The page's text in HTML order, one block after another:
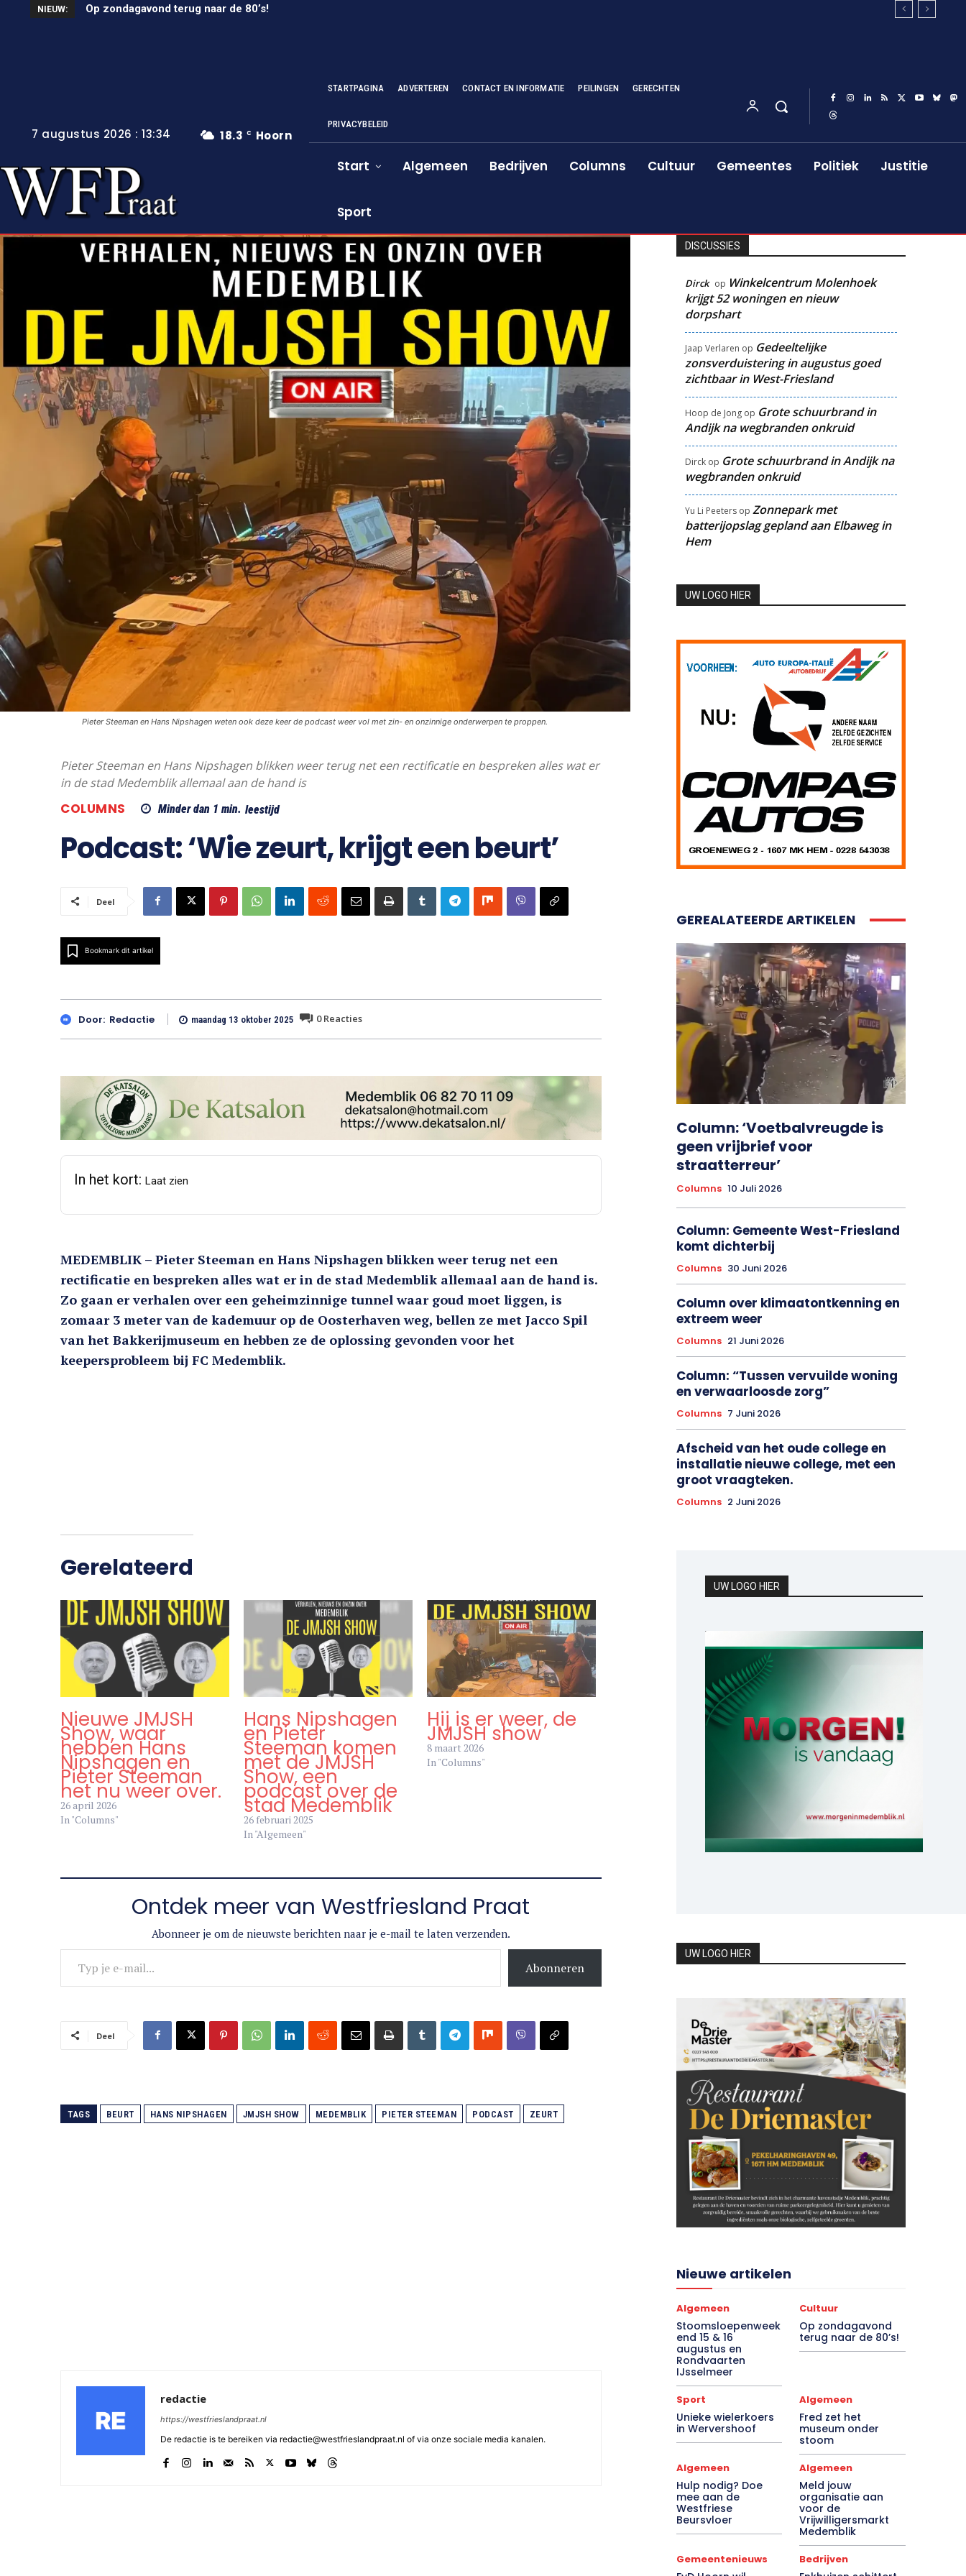
NIEUW: Op zondagavond terug naar de 80’s!
Unieke wielerkoers in Wervershoof
18.3 C Hoorn
7 augustus 2026 : 13:34
STARTPAGINA ADVERTEREN CONTACT EN INFORMATIE PEILINGEN GERECHTEN
PRIVACYBELEID
Start Algemeen Bedrijven Columns Cultuur Gemeentes Politiek Justitie
Sport
Pieter Steeman en Hans Nipshagen weten ook deze keer de podcast weer vol met zin- en onzinnige onderwerpen te proppen.
Pieter Steeman en Hans Nipshagen blikken weer terug net een rectificatie en bespreken alles wat er
in de stad Medemblik allemaal aan de hand is
COLUMNS Minder dan 1 min. leestijd
Podcast: ‘Wie zeurt, krijgt een beurt’
Deel
Bookmark dit artikel
Door: Redactie maandag 13 oktober 2025 0Reacties
In het kort: Laat zien
MEDEMBLIK – Pieter Steeman en Hans Nipshagen blikken weer terug net een
rectificatie en bespreken alles wat er in de stad Medemblik allemaal aan de hand is.
Zo gaan er verhalen over een geheimzinnige tunnel waar goud moet liggen, is
zomaar 3 meter van de kademuur op de Oosterhaven weg, bellen ze met Jacco Spil
van het Bakkerijmuseum en hebben ze de oplossing gevonden voor het
keepersprobleem bij FC Medemblik.
Gerelateerd
Nieuwe JMJSH
Show, waar
hebben Hans
Nipshagen en
Pieter Steeman
het nu weer over.
26 april 2026
In "Columns"
Hans Nipshagen
en Pieter
Steeman komen
met de JMJSH
Show, een
podcast over de
stad Medemblik
26 februari 2025
In "Algemeen"
Hij is er weer, de
JMJSH show
8 maart 2026
In "Columns"
Ontdek meer van Westfriesland Praat
Abonneer je om de nieuwste berichten naar je e-mail te laten verzenden.
Typ je e-mail...
Abonneren
Deel
TAGS BEURT HANS NIPSHAGEN JMJSH SHOW MEDEMBLIK PIETER STEEMAN PODCAST ZEURT
redactie
https://westfrieslandpraat.nl
De redactie is te bereiken via redactie@westfrieslandpraat.nl of via onze sociale media kanalen.
DISCUSSIES
Dirck op Winkelcentrum Molenhoek
krijgt 52 woningen en nieuw
dorpshart
Jaap Verlaren op Gedeeltelijke
zonsverduistering in augustus goed
zichtbaar in West-Friesland
Hoop de Jongop Grote schuurbrand in
Andijk na wegbranden onkruid
Dirckop Grote schuurbrand in Andijk na
wegbranden onkruid
Yu Li Peetersop Zonnepark met
batterijopslag gepland aan Elbaweg in
Hem
UW LOGO HIER
GEREALATEERDE ARTIKELEN
Column: ‘Voetbalvreugde is
geen vrijbrief voor
straatterreur’
Columns 10 Juli 2026
Column: Gemeente West-Friesland
komt dichterbij
Columns 30 Juni 2026
Column over klimaatontkenning en
extreem weer
Columns 21 Juni 2026
Column: “Tussen vervuilde woning
en verwaarloosde zorg”
Columns 7 Juni 2026
Afscheid van het oude college en
installatie nieuwe college, met een
groot vraagteken.
Columns 2 Juni 2026
UW LOGO HIER
UW LOGO HIER
Nieuwe artikelen
Algemeen
Stoomsloepenweek
end 15 & 16
augustus en
Rondvaarten
IJsselmeer
Cultuur
Op zondagavond
terug naar de 80’s!
Sport
Unieke wielerkoers
in Wervershoof
Algemeen
Fred zet het
museum onder
stoom
Algemeen
Hulp nodig? Doe
mee aan de
Westfriese
Beursvloer
Algemeen
Meld jouw
organisatie aan
voor de
Vrijwilligersmarkt
Medemblik
Gemeentenieuws Bedrijven